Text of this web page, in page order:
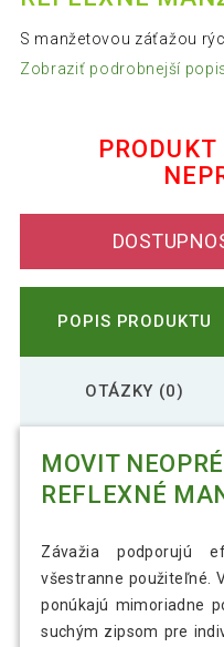
S manžetovou záťažou
Zobraziť podrobnejší
POPIS PRODUKTU
OTÁZKY (0)
MOVIT
REFLEXNÉ
Závažia podporujú
všestranne použiteľné.
ponúkajú mimoriadne
suchým zipsom pre